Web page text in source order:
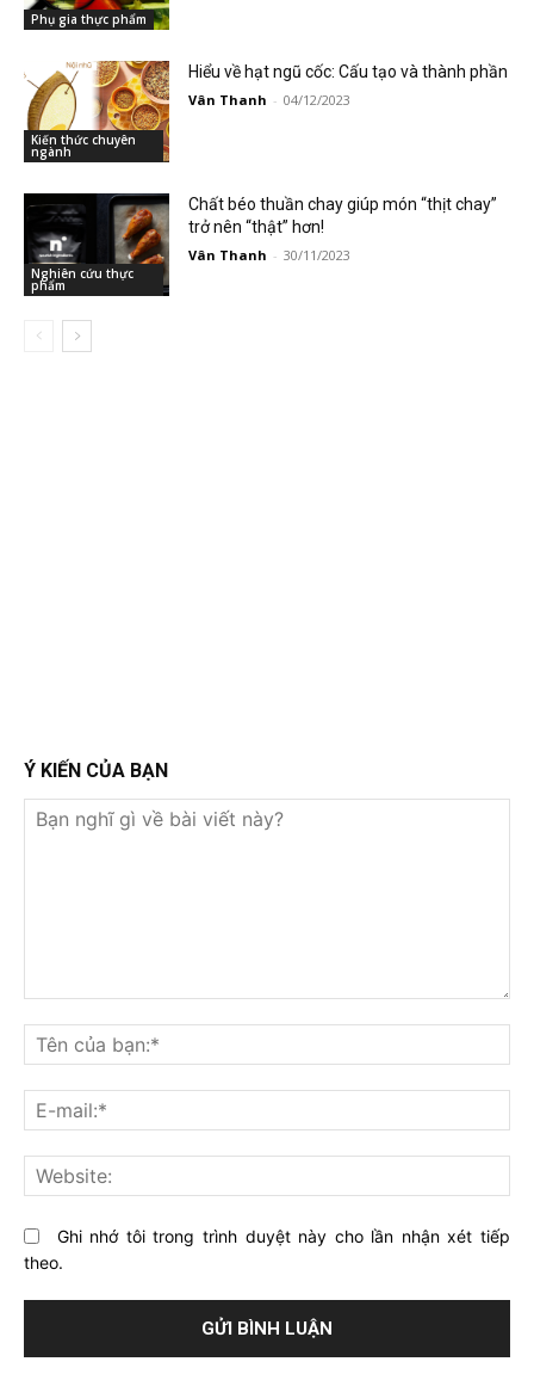
Phụ gia thực phẩm
Kiến thức chuyên
ngành
Hiểu về hạt ngũ cốc: Cấu tạo và thành phần
Vân Thanh - 04/12/2023
Nghiên cứu thực
phẩm
Chất béo thuần chay giúp món “thịt chay”
trở nên “thật” hơn!
Vân Thanh - 30/11/2023
Ý KIẾN CỦA BẠN
nghĩ
gì
về
bài
viết
này?
Ghi nhớ tôi trong trình duyệt này cho lần nhận xét tiếp
theo.